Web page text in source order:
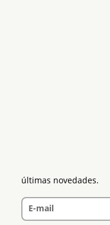
últimas novedades.
E-mail